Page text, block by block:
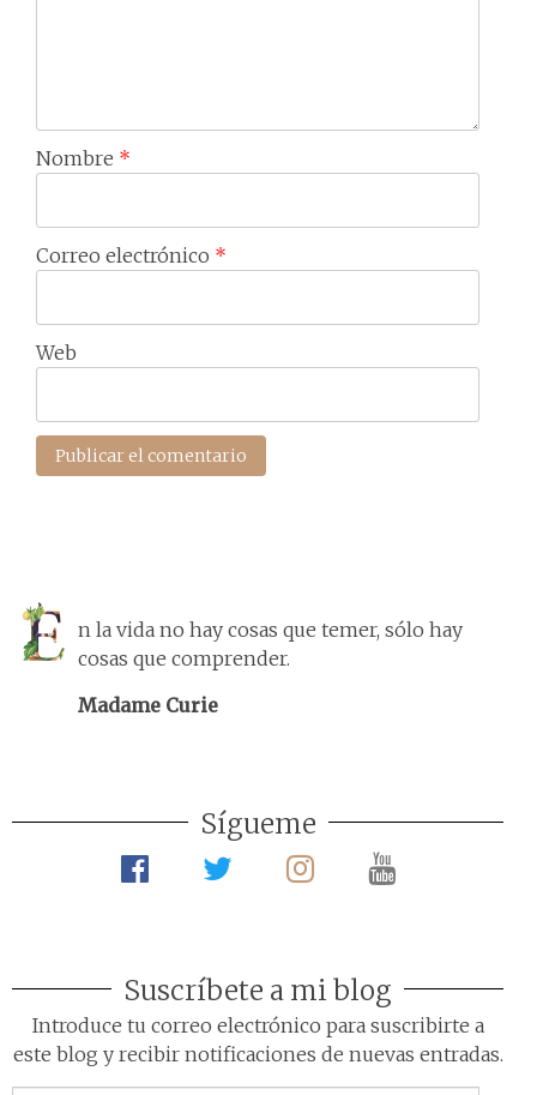
Nombre *
Correo electrónico *
Web
n la vida no hay cosas que temer, sólo hay
cosas que comprender.
Madame Curie
Sígueme
Suscríbete a mi blog
Introduce tu correo electrónico para suscribirte a
este blog y recibir notificaciones de nuevas entradas.